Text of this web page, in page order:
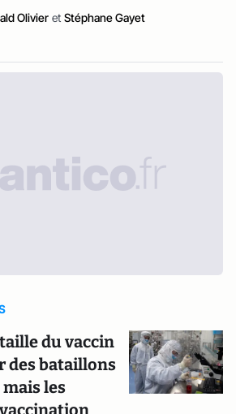
Olivier et Stéphane Gayet
du vaccin
des bataillons
les